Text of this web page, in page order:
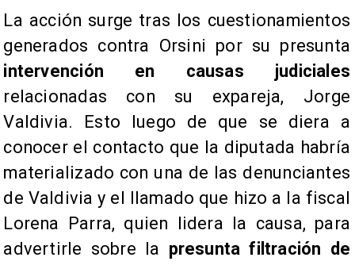
La acción surge tras los cuestionamientos
generados contra Orsini por su presunta
intervención en causas judiciales
relacionadas con su expareja, Jorge
Valdivia. Esto luego de que se diera a
conocer el contacto que la diputada habría
materializado con una de las denunciantes
de Valdivia y el llamado que hizo a la fiscal
Lorena Parra, quien lidera la causa, para
advertirle sobre la presunta filtración de